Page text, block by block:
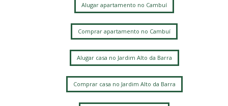
Cidade Universitária
Caminhos de San Conrado (Sousas)
Loteamento Residencial Entre Verdes (Sousas)
Alugar apartamento no Cambuí
Comprar apartamento no Cambuí
Alugar casa no Jardim Alto da Barra
Comprar casa no Jardim Alto da Barra